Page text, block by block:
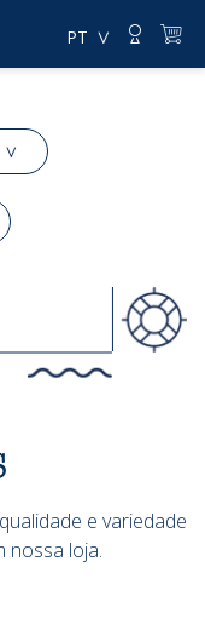
PT
e variedade
nossa loja.